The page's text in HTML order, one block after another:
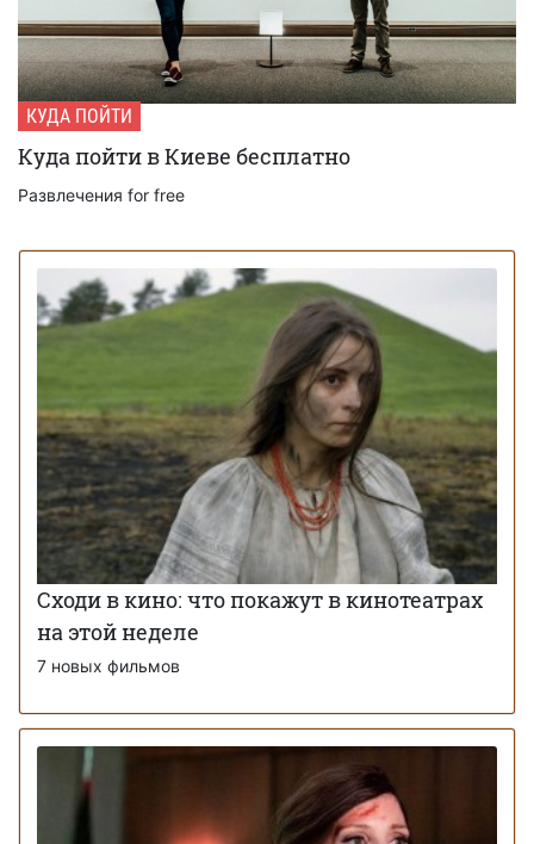
КУДА ПОЙТИ
Куда пойти в Киеве бесплатно
Развлечения for free
Сходи в кино: что покажут в кинотеатрах
на этой неделе
7 новых фильмов